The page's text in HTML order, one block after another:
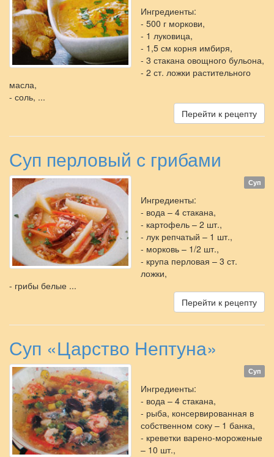
Ингредиенты:
- 500 г моркови,
- 1 луковица,
- 1,5 см корня имбиря,
- 3 стакана овощного бульона,
- 2 ст. ложки растительного
масла,
- соль, ...
Перейти к рецепту
Суп перловый с грибами
Суп
Ингредиенты:
- вода – 4 стакана,
- картофель – 2 шт.,
- лук репчатый – 1 шт.,
- морковь – 1/2 шт.,
- крупа перловая – 3 ст.
ложки,
- грибы белые ...
Перейти к рецепту
Суп «Царство Нептуна»
Суп
Ингредиенты:
- вода – 4 стакана,
- рыба, консервированная в
собственном соку – 1 банка,
- креветки варено-мороженые
– 10 шт.,